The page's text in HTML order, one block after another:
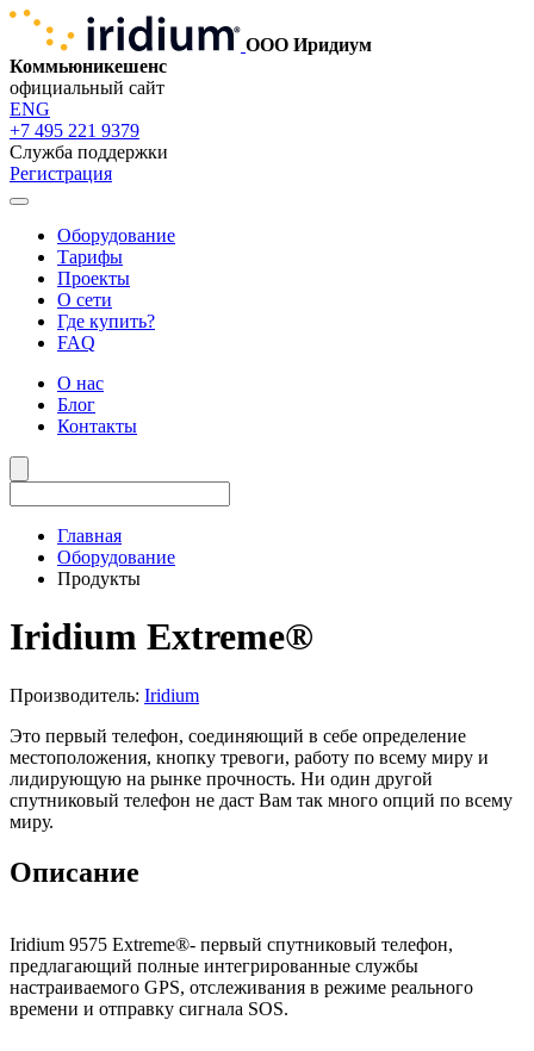
ООО Иридиум
Коммьюникешенс
официальный сайт
ENG
+7 495 221 9379
Служба поддержки
Регистрация
Оборудование
Тарифы
Проекты
О сети
Где купить?
FAQ
О нас
Блог
Контакты
Главная
Оборудование
Продукты
Iridium Extreme®
Производитель: Iridium
Это первый телефон, соединяющий в себе определение
местоположения, кнопку тревоги, работу по всему миру и
лидирующую на рынке прочность. Ни один другой
спутниковый телефон не даст Вам так много опций по всему
миру.
Описание
Iridium 9575 Extreme®- первый спутниковый телефон,
предлагающий полные интегрированные службы
настраиваемого GPS, отслеживания в режиме реального
времени и отправку сигнала SOS.